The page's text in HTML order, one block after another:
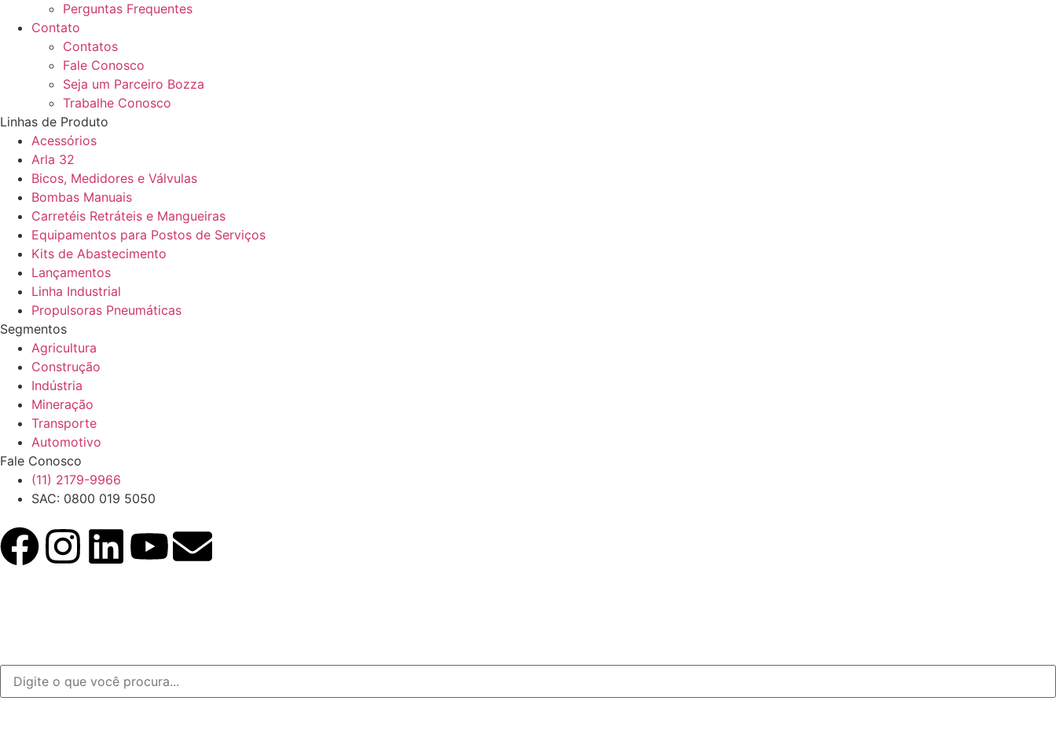
Perguntas Frequentes
Contato
Contatos
Fale Conosco
Seja um Parceiro Bozza
Trabalhe Conosco
Linhas de Produto
Acessórios
Arla 32
Bicos, Medidores e Válvulas
Bombas Manuais
Carretéis Retráteis e Mangueiras
Equipamentos para Postos de Serviços
Kits de Abastecimento
Lançamentos
Linha Industrial
Propulsoras Pneumáticas
Segmentos
Agricultura
Construção
Indústria
Mineração
Transporte
Automotivo
Fale Conosco
(11) 2179-9966
SAC: 0800 019 5050